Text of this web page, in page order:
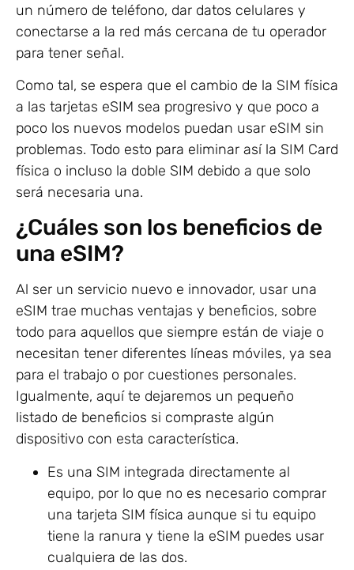
un número de teléfono, dar datos celulares y
conectarse a la red más cercana de tu operador
para tener señal.
Como tal, se espera que el cambio de la SIM física
a las tarjetas eSIM sea progresivo y que poco a
poco los nuevos modelos puedan usar eSIM sin
problemas. Todo esto para eliminar así la SIM Card
física o incluso la doble SIM debido a que solo
será necesaria una.
¿Cuáles son los beneficios de
una eSIM?
Al ser un servicio nuevo e innovador, usar una
eSIM trae muchas ventajas y beneficios, sobre
todo para aquellos que siempre están de viaje o
necesitan tener diferentes líneas móviles, ya sea
para el trabajo o por cuestiones personales.
Igualmente, aquí te dejaremos un pequeño
listado de beneficios si compraste algún
dispositivo con esta característica.
Es una SIM integrada directamente al
equipo, por lo que no es necesario comprar
una tarjeta SIM física aunque si tu equipo
tiene la ranura y tiene la eSIM puedes usar
cualquiera de las dos.